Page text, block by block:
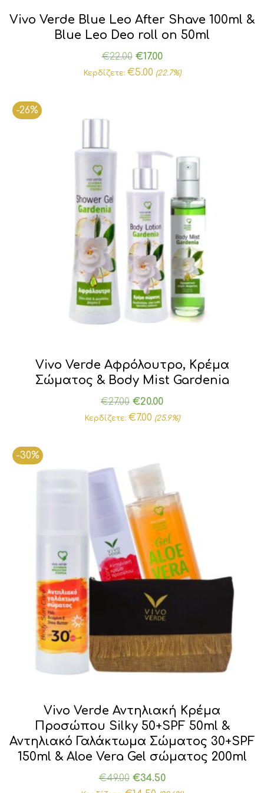
Vivo Verde Blue Leo After Shave 100ml &
Blue Leo Deo roll on 50ml
€22.00 Original
price
€17.00Η
τρέχουσα
Κερδίζετε: €5.00 (22.7%)
-26%
Vivo Verde Αφρόλουτρο, Κρέμα
Σώματος & Body Mist Gardenia
€27.00 Original
price
€20.00Η
τρέχουσα
Κερδίζετε: €7.00 (25.9%)
-30%
Vivo Verde Αντηλιακή Κρέμα
Προσώπου Silky 50+SPF 50ml &
Αντηλιακό Γαλάκτωμα Σώματος 30+SPF
150ml & Aloe Vera Gel σώματος 200ml
€49.00 Original
€34.50Η